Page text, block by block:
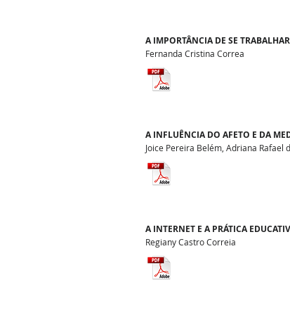
Fernanda Cristina Correa
A IMPORTÂNCIA DE SE
Joice Pereira Belém, Adriana Rafael
A INFLUÊNCIA DO AFETO E DA
Regiany Castro Correia
A INTERNET E A PRÁTICA